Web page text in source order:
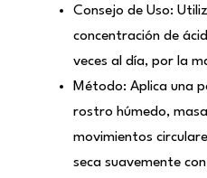
Consejo de Uso:
concentración de
veces al día, por la
Método: Aplica una
rostro húmedo,
movimientos
seca suavemente